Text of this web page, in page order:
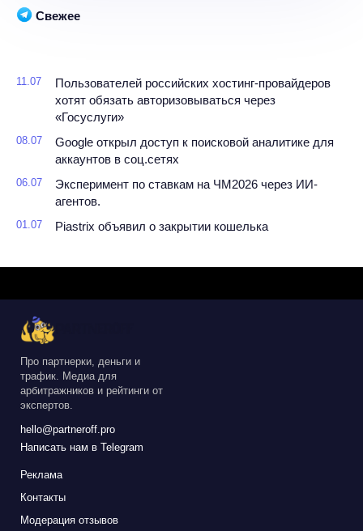
Свежее
11.07
Пользователей российских хостинг-провайдеров
хотят обязать авторизовываться через
«Госуслуги»
08.07
Google открыл доступ к поисковой аналитике для
аккаунтов в соц.сетях
06.07
Эксперимент по ставкам на ЧМ2026 через ИИ-
агентов.
01.07 Piastrix объявил о закрытии кошелька
Про партнерки, деньги и
трафик. Медиа для
арбитражников и рейтинги от
экспертов.
hello@partneroff.pro
Написать нам в Telegram
Реклама
Контакты
Модерация отзывов